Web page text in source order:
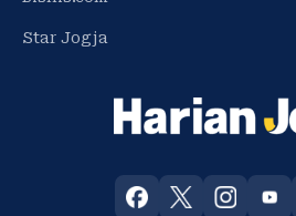
Star Jogja